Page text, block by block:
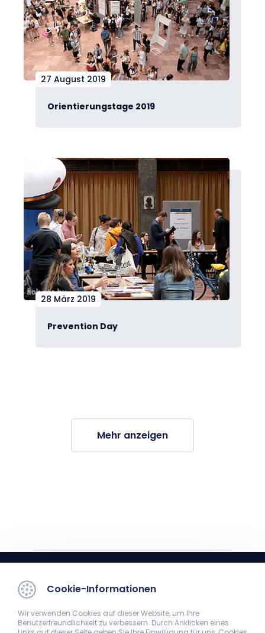
27 August 2019
Orientierungstage 2019
28 März 2019
Prevention Day
Mehr anzeigen
Cookie-Informationen
Wir verwenden Cookies auf dieser Website, um Ihre
Benutzerfreundlichkeit zu verbessern. Durch Anklicken eines